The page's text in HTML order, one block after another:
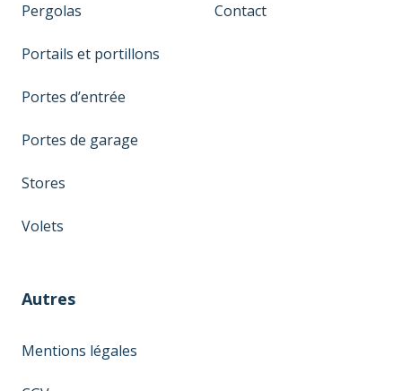
Pergolas
Portails et portillons
Portes d’entrée
Portes de garage
Stores
Volets
Contact
Autres
Mentions légales